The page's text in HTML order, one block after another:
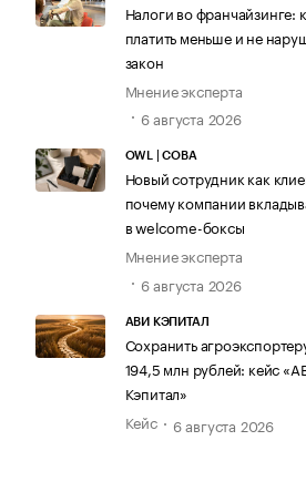
Налоги во франчайзинге:
платить меньше и не
закон
Мнение эксперта
6 августа 2026
OWL | СОВА
Новый сотрудник как
почему компании
в welcome-боксы
Мнение эксперта
6 августа 2026
АВИ КЭПИТАЛ
Сохранить
194,5 млн рублей: кейс
Кэпитал»
Кейс
6 августа 2026